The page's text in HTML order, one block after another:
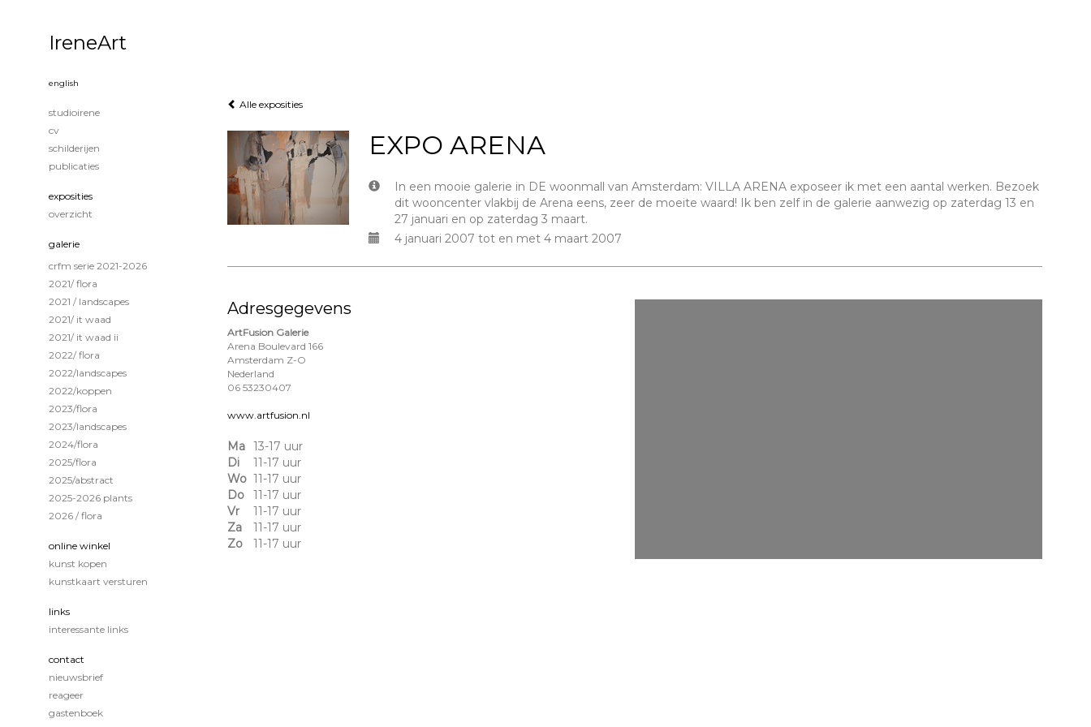
Alle exposities
EXPO ARENA
In een mooie galerie in DE woonmall van Amsterdam: VILLA ARENA exposeer ik met een aantal werken. Bezoek
dit wooncenter vlakbij de Arena eens, zeer de moeite waard! Ik ben zelf in de galerie aanwezig op zaterdag 13 en
27 januari en op zaterdag 3 maart.
4 januari 2007 tot en met 4 maart 2007
Adresgegevens
ArtFusion Galerie
Arena Boulevard 166
Amsterdam Z-O
Nederland
06 53230407
www.artfusion.nl
Ma 13-17 uur
Di
11-17 uur
Wo 11-17 uur
Do
11-17 uur
Vr
11-17 uur
Za
11-17 uur
Zo
11-17 uur
IreneArt
english
studioirene
cv
schilderijen
publicaties
exposities
overzicht
galerie
crfm serie 2021-2026
2021/ flora
2021 / landscapes
2021/ it waad
2021/ it waad ii
2022/ flora
2022/landscapes
2022/koppen
2023/flora
2023/landscapes
2024/flora
2025/flora
2025/abstract
2025-2026 plants
2026 / flora
online winkel
kunst kopen
kunstkaart versturen
links
interessante links
contact
nieuwsbrief
reageer
gastenboek